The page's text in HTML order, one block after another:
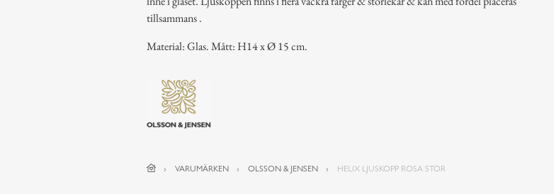
tillsammans .
Material: Glas. Mått: H14 x Ø 15 cm.
VARUMÄRKEN OLSSON & JENSEN HELIX LJUSKOPP ROSA STOR